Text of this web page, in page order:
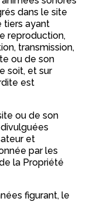
dans le site
tiers ayant
reproduction,
transmission,
ou de son
soit, et sur
est
ou de son
et
par les
la Propriété
figurant, le